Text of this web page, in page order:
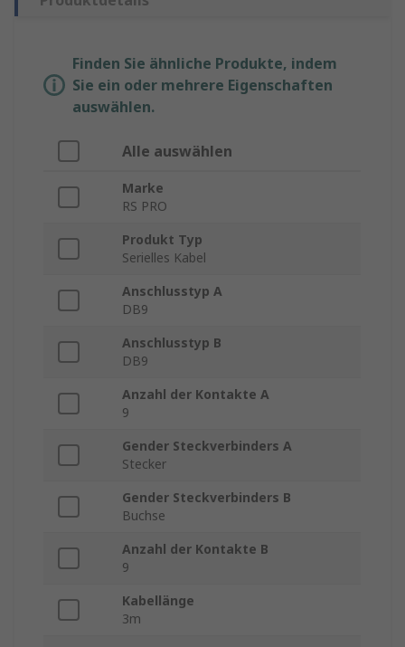
Finden Sie ähnliche Produkte, indem
Sie ein oder mehrere Eigenschaften
auswählen.
Alle auswählen
Marke
RS PRO
Produkt Typ
Serielles Kabel
Anschlusstyp A
DB9
Anschlusstyp B
DB9
Anzahl der Kontakte A
9
Gender Steckverbinders A
Stecker
Gender Steckverbinders B
Buchse
Anzahl der Kontakte B
9
Kabellänge
3m